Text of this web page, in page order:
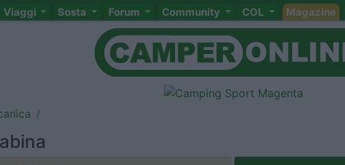
Viaggi Sosta Forum Community COL Magazine